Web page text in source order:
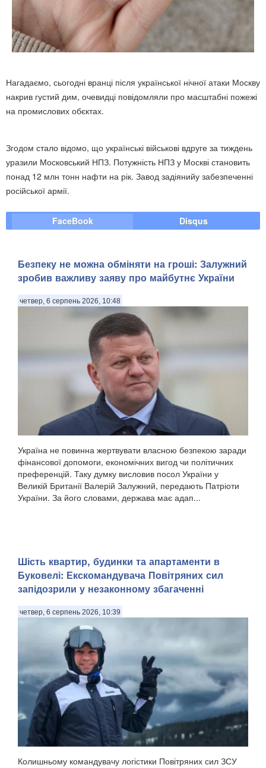
Нагадаємо, сьогодні вранці після української нічної атаки Москву
накрив густий дим, очевидці повідомляли про масштабні пожежі
на промислових обєктах.
Згодом стало відомо, що українські військові вдруге за тиждень
уразили Московський НПЗ. Потужність НПЗ у Москві становить
понад 12 млн тонн нафти на рік. Завод задіянийу забезпеченні
російської армії.
FaceBook Disqus
Безпеку не можна обміняти на гроші: Залужний
зробив важливу заяву про майбутнє України
четвер, 6 серпень 2026, 10:48
Україна не повинна жертвувати власною безпекою заради
фінансової допомоги, економічних вигод чи політичних
преференцій. Таку думку висловив посол України у
Великій Британії Валерій Залужний, передають Патріоти
України. За його словами, держава має адап...
Шість квартир, будинки та апартаменти в
Буковелі: Екскомандувача Повітряних сил
запідозрили у незаконному збагаченні
четвер, 6 серпень 2026, 10:39
Колишньому командувачу логістики Повітряних сил ЗСУ